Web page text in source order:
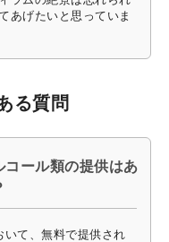
あげたいと思っていま
る質問
コール類の提供はあ
いて、無料で提供され